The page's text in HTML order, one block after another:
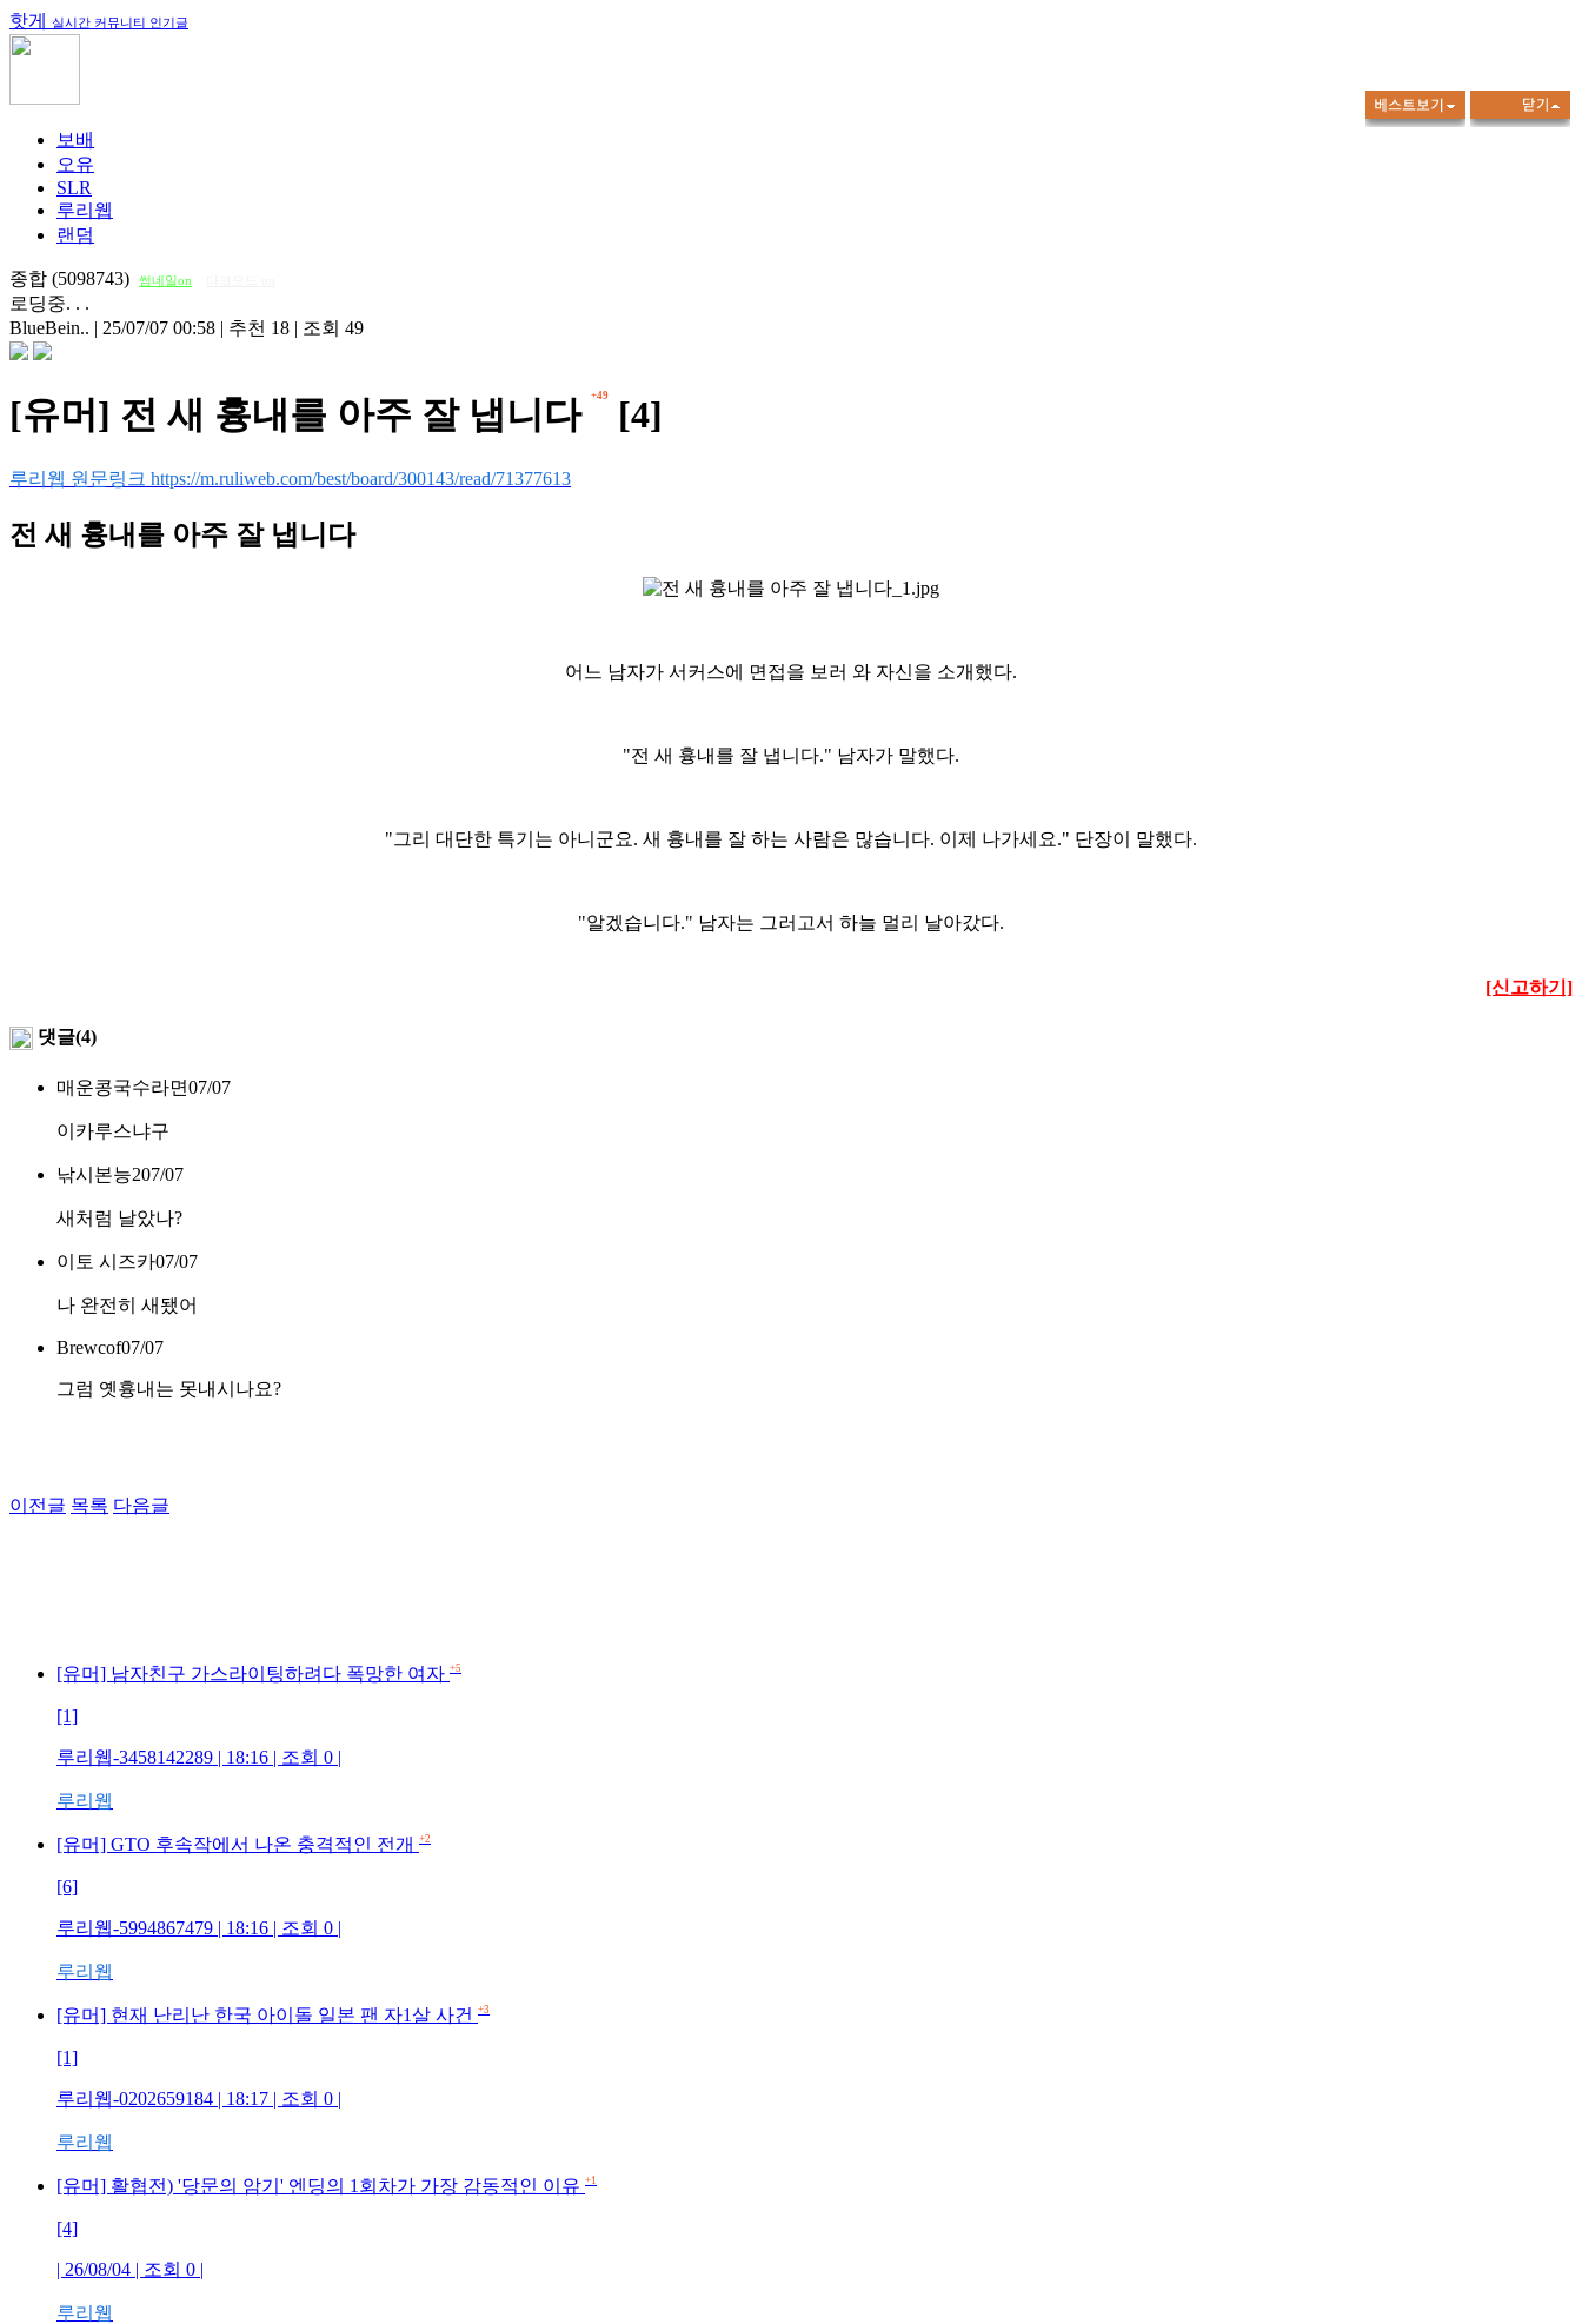
핫게 실시간 커뮤니티 인기글
보배
오유
SLR
루리웹
랜덤
종합 (5098743) 썸네일on
로딩중. . .
BlueBein.. | 25/07/07 00:58 | 추천 18 | 조회 49
[유머] 전 새 흉내를 아주 잘 냅니다 +49 [4]
루리웹 원문링크 https://m.ruliweb.com/best/board/300143/read/71377613
전 새 흉내를 아주 잘 냅니다
어느 남자가 서커스에 면접을 보러 와 자신을 소개했다.
"전 새 흉내를 잘 냅니다." 남자가 말했다.
"그리 대단한 특기는 아니군요. 새 흉내를 잘 하는 사람은 많습니다. 이제 나가세요." 단장이 말했다.
"알겠습니다." 남자는 그러고서 하늘 멀리 날아갔다.
[신고하기]
댓글(4)
매운콩국수라면07/07
이카루스냐구
낚시본능207/07
새처럼 날았나?
이토 시즈카07/07
나 완전히 새됐어
Brewcof07/07
그럼 옛흉내는 못내시나요?
이전글 목록 다음글
[유머] 남자친구 가스라이팅하려다 폭망한 여자 +5
[1]
루리웹-3458142289 | 18:16 | 조회 0 |
루리웹
[유머] GTO 후속작에서 나온 충격적인 전개 +2
[6]
루리웹-5994867479 | 18:16 | 조회 0 |
루리웹
[유머] 현재 난리난 한국 아이돌 일본 팬 자1살 사건 +3
[1]
루리웹-0202659184 | 18:17 | 조회 0 |
루리웹
[유머] 활협전) '당문의 암기' 엔딩의 1회차가 가장 감동적인 이유 +1
[4]
| 26/08/04 | 조회 0 |
루리웹